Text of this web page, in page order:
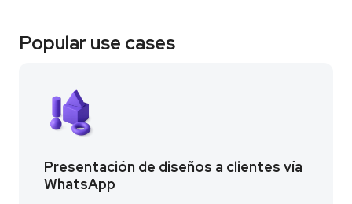
Popular use cases
Presentación de diseños a clientes vía
WhatsApp